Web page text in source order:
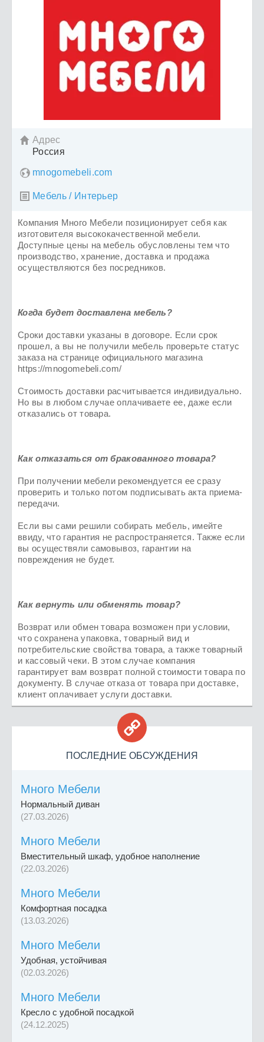
 Адрес
Россия
mnogomebeli.com
 Мебель / Интерьер
Компания Много Мебели позиционирует себя как
изготовителя высококачественной мебели.
Доступные цены на мебель обусловлены тем что
производство, хранение, доставка и продажа
осуществляются без посредников.
Когда будет доставлена мебель?
Сроки доставки указаны в договоре. Если срок
прошел, а вы не получили мебель проверьте статус
заказа на странице официального магазина
https://mnogomebeli.com/
Стоимость доставки расчитывается индивидуально.
Но вы в любом случае оплачиваете ее, даже если
отказались от товара.
Как отказаться от бракованного товара?
При получении мебели рекомендуется ее сразу
проверить и только потом подписывать акта приема-
передачи.
Если вы сами решили собирать мебель, имейте
ввиду, что гарантия не распространяется. Также если
вы осуществяли самовывоз, гарантии на
повреждения не будет.
Как вернуть или обменять товар?
Возврат или обмен товара возможен при условии,
что сохранена упаковка, товарный вид и
потребительские свойства товара, а также товарный
и кассовый чеки. В этом случае компания
гарантирует вам возврат полной стоимости товара по
документу. В случае отказа от товара при доставке,
клиент оплачивает услуги доставки.

ПОСЛЕДНИЕ ОБСУЖДЕНИЯ
Много Мебели
Нормальный диван
(27.03.2026)
Много Мебели
Вместительный шкаф, удобное наполнение
(22.03.2026)
Много Мебели
Комфортная посадка
(13.03.2026)
Много Мебели
Удобная, устойчивая
(02.03.2026)
Много Мебели
Кресло с удобной посадкой
(24.12.2025)